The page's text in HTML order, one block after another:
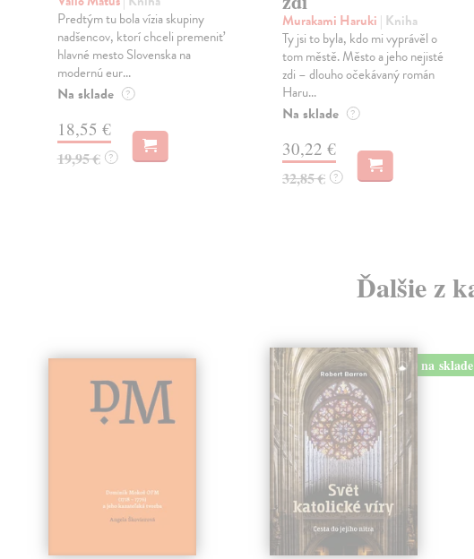
Predtým tu bola vízia skupiny
nadšencov, ktorí chceli premeniť
hlavné mesto Slovenska na
modernú eur...
Na sklade ?
18,55 €
19,95 € ?
Murakami Haruki | Kniha
Ty jsi to byla, kdo mi vyprávěl o
tom městě. Město a jeho nejisté
zdi – dlouho očekávaný román
Haru...
Na sklade ?
30,22 €
32,85 € ?
Ďalšie z
na sklade